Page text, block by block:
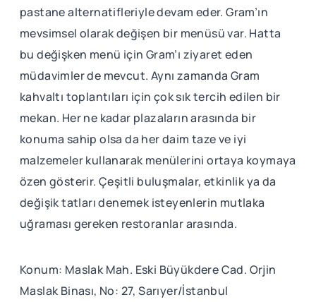
pastane alternatifleriyle devam eder. Gram’ın
mevsimsel olarak değişen bir menüsü var. Hatta
bu değişken menü için Gram’ı ziyaret eden
müdavimler de mevcut. Aynı zamanda Gram
kahvaltı toplantıları için çok sık tercih edilen bir
mekan. Her ne kadar plazaların arasında bir
konuma sahip olsa da her daim taze ve iyi
malzemeler kullanarak menülerini ortaya koymaya
özen gösterir. Çeşitli buluşmalar, etkinlik ya da
değişik tatları denemek isteyenlerin mutlaka
uğraması gereken restoranlar arasında.
Konum: Maslak Mah. Eski Büyükdere Cad. Orjin
Maslak Binası, No: 27, Sarıyer/İstanbul